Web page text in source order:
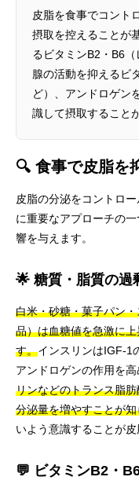
皮脂を食事でコント
摂取を控えることが
るビタミンB2・B6
腺の活動を抑えるビ
ど）、アンドロゲン
識して摂取すること
🔍 食事で皮脂を
皮脂の分泌をコントロ
に重要なアプローチの
響を与えます。
🌟 糖質・脂質の過
白米・砂糖・菓子パン
品）は血糖値を急激に
す。インスリンはIGF-1
アンドロゲンの作用を高
リンなどのトランス脂
分泌量を増やすことが
いよう意識することが皮
💬 ビタミンB2・